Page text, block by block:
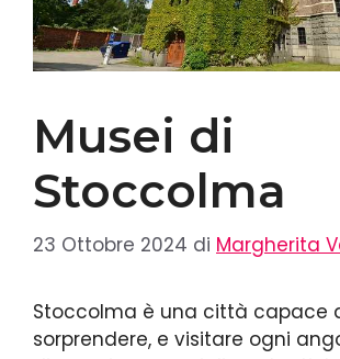
Musei di
Stoccolma
23 Ottobre 2024 di Margherita
Stoccolma è una città capace
sorprendere, e visitare ogni